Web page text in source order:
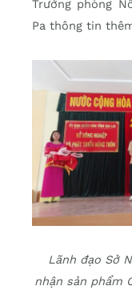
Trưởng phòng
Pa thông tin
Lãnh đạo Sở
nhận sản phẩm